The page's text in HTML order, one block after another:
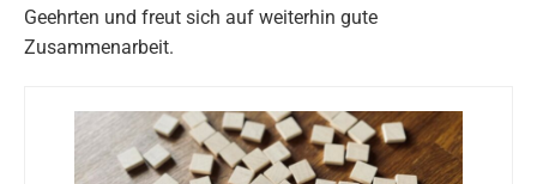
Geehrten und freut sich auf weiterhin gute
Zusammenarbeit.